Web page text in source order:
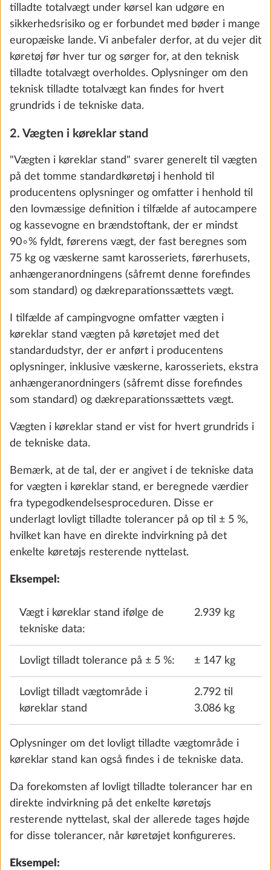
Cykelholder på træktøjsafdækning
THULE, til 2 cykler, nyttelast 60 kg
10,0 kg
3.593 kr.
Tilføj
SKRIDT 3 AF 8
Hynder
Karosa
SERIE
Nora
0,0 kg
Tilføj
SKRIDT 4 AF 8
Udtagelig gulvtæppe
3.141 kr.
tilladte totalvægt under kørsel kan udgøre en
sikkerhedsrisiko og er forbundet med bøder i mange
europæiske lande. Vi anbefaler derfor, at du vejer dit
køretøj før hver tur og sørger for, at den teknisk
tilladte totalvægt overholdes. Oplysninger om den
teknisk tilladte totalvægt kan findes for hvert
grundrids i de tekniske data.
2. Vægten i køreklar stand
"Vægten i køreklar stand" svarer generelt til vægten
på det tomme standardkøretøj i henhold til
producentens oplysninger og omfatter i henhold til
den lovmæssige definition i tilfælde af autocampere
og kassevogne en brændstoftank, der er mindst
90∘% fyldt, førerens vægt, der fast beregnes som
75 kg og væskerne samt karosseriets, førerhusets,
anhængeranordningens (såfremt denne forefindes
som standard) og dækreparationssættets vægt.
I tilfælde af campingvogne omfatter vægten i
køreklar stand vægten på køretøjet med det
standardudstyr, der er anført i producentens
oplysninger, inklusive væskerne, karosseriets, ekstra
anhængeranordningers (såfremt disse forefindes
som standard) og dækreparationssættets vægt.
Vægten i køreklar stand er vist for hvert grundrids i
de tekniske data.
Bemærk, at de tal, der er angivet i de tekniske data
for vægten i køreklar stand, er beregnede værdier
fra typegodkendelsesproceduren. Disse er
underlagt lovligt tilladte tolerancer på op til ± 5 %,
hvilket kan have en direkte indvirkning på det
enkelte køretøjs resterende nyttelast.
Eksempel:
Vægt i køreklar stand ifølge de
tekniske data:
2.939 kg
Lovligt tilladt tolerance på ± 5 %: ± 147 kg
Lovligt tilladt vægtområde i
køreklar stand
2.792 til
3.086 kg
Oplysninger om det lovligt tilladte vægtområde i
køreklar stand kan også findes i de tekniske data.
Da forekomsten af lovligt tilladte tolerancer har en
direkte indvirkning på det enkelte køretøjs
resterende nyttelast, skal der allerede tages højde
for disse tolerancer, når køretøjet konfigureres.
Eksempel: